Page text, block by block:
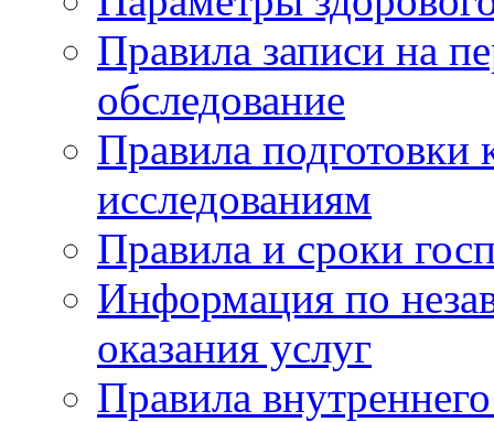
Правила записи на
обследование
Правила подготовки
исследованиям
Правила и сроки
Информация по
оказания услуг
Правила